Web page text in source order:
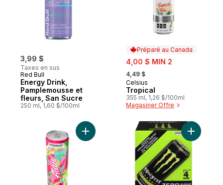
3,99 $
Taxes en sus
Red Bull
Energy Drink,
Pamplemousse et
fleurs, San Sucre
250 ml, 1,60 $/100ml
Préparé au Canada
sale:
4,00 $ MIN 2
, formerly:
4,49 $
Préparé au Canada
Celsius
Tropical
355 ml, 1,26 $/100ml
Magasiner Offre
Ajouter Boisson énergisante Fantaisie
Ajouter